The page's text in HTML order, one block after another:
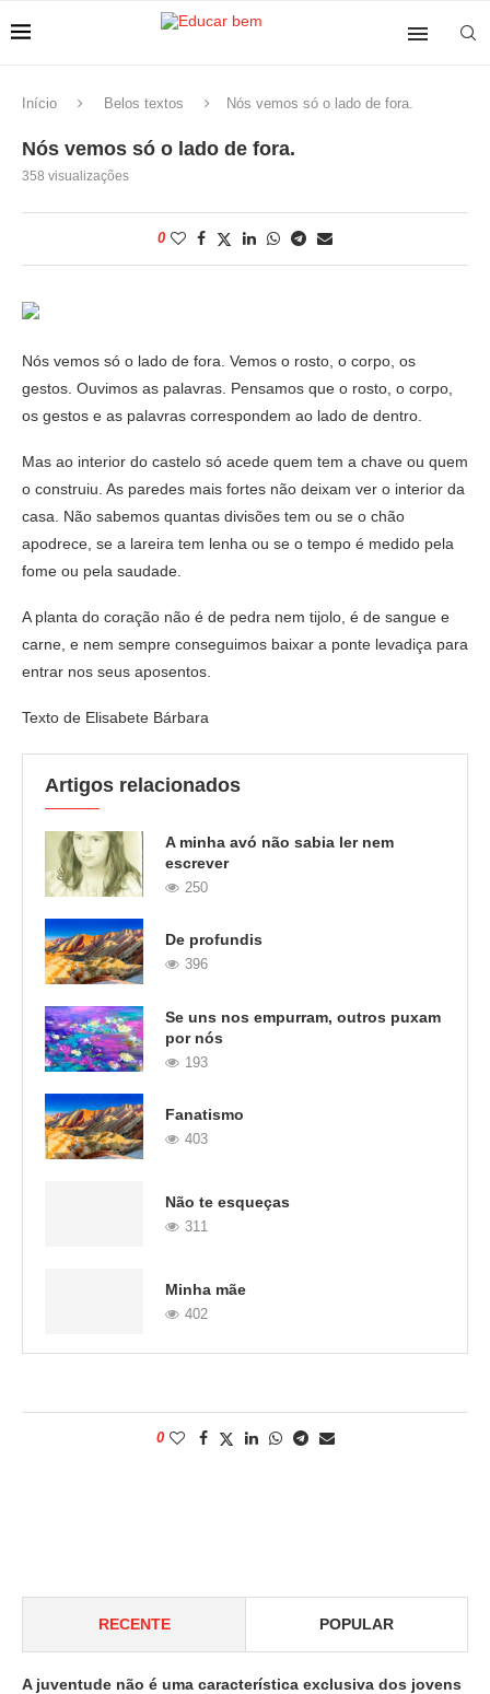
Início Belos textos Nós vemos só o lado de fora.
Nós vemos só o lado de fora.
358 visualizações
0
Nós vemos só o lado de fora. Vemos o rosto, o corpo, os
gestos. Ouvimos as palavras. Pensamos que o rosto, o corpo,
os gestos e as palavras correspondem ao lado de dentro.
Mas ao interior do castelo só acede quem tem a chave ou quem
o construiu. As paredes mais fortes não deixam ver o interior da
casa. Não sabemos quantas divisões tem ou se o chão
apodrece, se a lareira tem lenha ou se o tempo é medido pela
fome ou pela saudade.
A planta do coração não é de pedra nem tijolo, é de sangue e
carne, e nem sempre conseguimos baixar a ponte levadiça para
entrar nos seus aposentos.
Texto de Elisabete Bárbara
Artigos relacionados
A minha avó não sabia ler nem
escrever
250
De profundis
396
Se uns nos empurram, outros puxam
por nós
193
Fanatismo
403
Não te esqueças
311
Minha mãe
402
0
RECENTE POPULAR
A juventude não é uma característica exclusiva dos jovens